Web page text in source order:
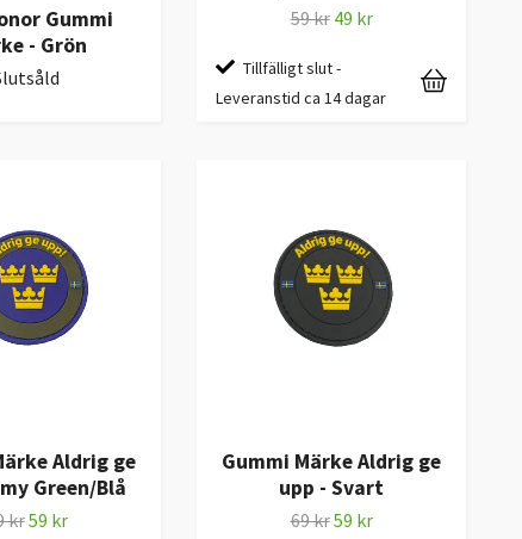
Gummi
- Grön
59 kr 49 kr
Tillfälligt slut -
Leveranstid ca 14 dagar
Aldrig ge
Green/Blå
kr59 kr
Gummi Märke Aldrig ge
upp - Svart
69 kr59 kr